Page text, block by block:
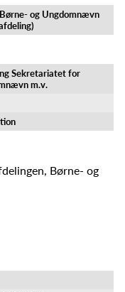
og Ungdomnævn
Sekretariatet for
m.v.
Børne- og